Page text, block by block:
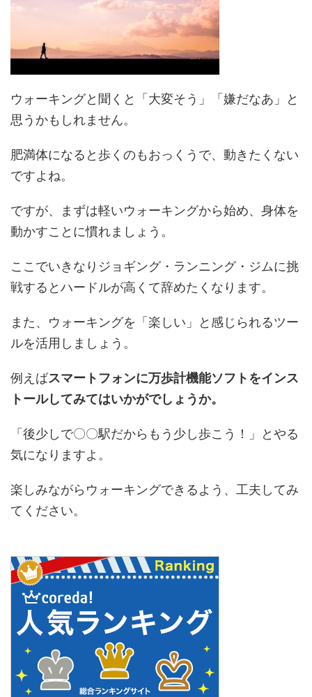
ウォーキングと聞くと「大変そう」「嫌だなあ」と
思うかもしれません。
肥満体になると歩くのもおっくうで、動きたくない
ですよね。
ですが、まずは軽いウォーキングから始め、身体を
動かすことに慣れましょう。
ここでいきなりジョギング・ランニング・ジムに挑
戦するとハードルが高くて辞めたくなります。
また、ウォーキングを「楽しい」と感じられるツー
ルを活用しましょう。
例えばスマートフォンに万歩計機能ソフトをインス
トールしてみてはいかがでしょうか。
「後少しで〇〇駅だからもう少し歩こう！」とやる
気になりますよ。
楽しみながらウォーキングできるよう、工夫してみ
てください。